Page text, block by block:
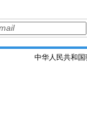
中华人民共和